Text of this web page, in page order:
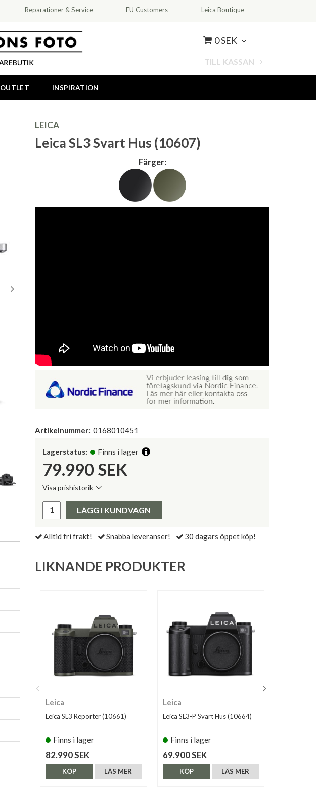
Reparationer & Service EU Customers Leica Boutique
0 SEK
TILL KASSAN
OUTLET INSPIRATION
LEICA
Leica SL3 Svart Hus (10607)
Färger:
Artikelnummer: 0168010451
Lagerstatus: Finns i lager
79.990 SEK
Visa prishistorik
Pris:
LÄGG I KUNDVAGN
Alltid fri frakt! Snabba leveranser! 30 dagars öppet köp!
LIKNANDE PRODUKTER
Leica
Leica SL3 Reporter (10661)
Finns i lager
82.990 SEK
LÄS MER
KÖP
Leica
Leica SL3-P Svart Hus (10664)
Finns i lager
69.900 SEK
LÄS MER
KÖP